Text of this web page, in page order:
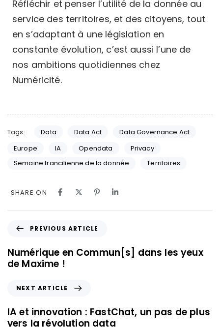
Réfléchir et penser l’utilité de la donnée au
service des territoires, et des citoyens, tout
en s’adaptant à une législation en
constante évolution, c’est aussi l’une de
nos ambitions quotidiennes chez
Numéricité.
Tags: Data Data Act
Data Governance Act
Europe
IA Opendata
Privacy
Semaine francilienne de la donnée
Territoires
SHARE ON
PREVIOUS ARTICLE
Numérique en Commun[s] dans les yeux
de Maxime !
NEXT ARTICLE
IA et innovation : FastChat, un pas de plus
vers la révolution data